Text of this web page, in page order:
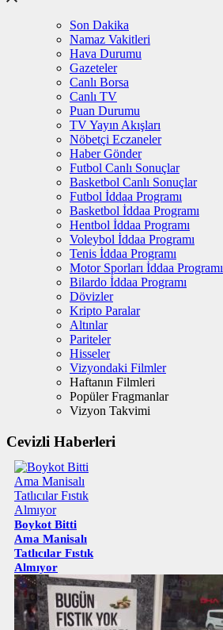
Son Dakika
Namaz Vakitleri
Hava Durumu
Gazeteler
Canlı Borsa
Canlı TV
Puan Durumu
TV Yayın Akışları
Nöbetçi Eczaneler
Haber Gönder
Futbol Canlı Sonuçlar
Basketbol Canlı Sonuçlar
Futbol İddaa Programı
Basketbol İddaa Programı
Hentbol İddaa Programı
Voleybol İddaa Programı
Tenis İddaa Programı
Motor Sporları İddaa Programı
Bilardo İddaa Programı
Dövizler
Kripto Paralar
Altınlar
Pariteler
Hisseler
Vizyondaki Filmler
Haftanın Filmleri
Popüler Fragmanlar
Vizyon Takvimi
Cevizli Haberleri
Boykot Bitti
Ama Manisalı
Tatlıcılar Fıstık
Almıyor